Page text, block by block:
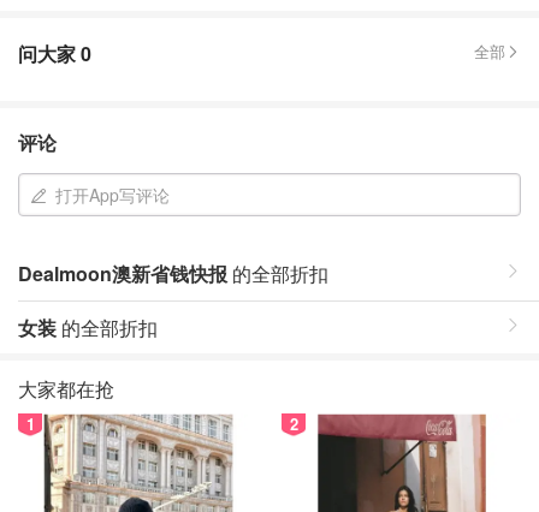
问大家0 全部
评论
打开App写评论
Dealmoon澳新省钱快报 的全部折扣
女装 的全部折扣
大家都在抢
1 2